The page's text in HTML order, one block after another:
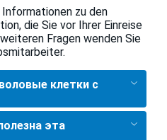
zu den
die Sie vor Ihrer Einreise
Fragen wenden Sie
клетки с
эта